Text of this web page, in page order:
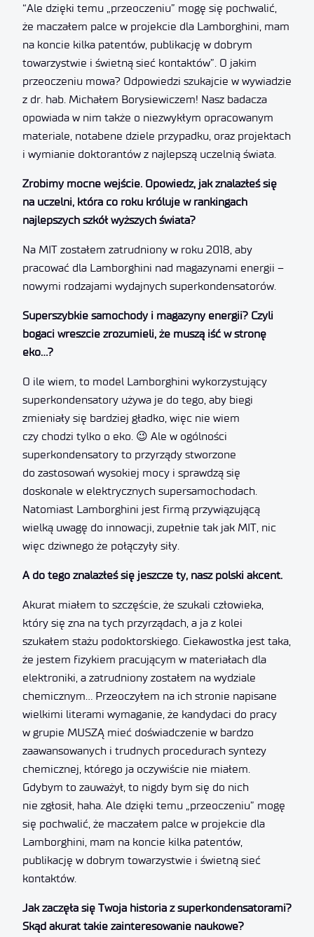
“Ale dzięki temu „przeoczeniu” mogę się pochwalić,
że maczałem palce w projekcie dla Lamborghini, mam
na koncie kilka patentów, publikację w dobrym
towarzystwie i świetną sieć kontaktów”. O jakim
przeoczeniu mowa? Odpowiedzi szukajcie w wywiadzie
z dr. hab. Michałem Borysiewiczem! Nasz badacza
opowiada w nim także o niezwykłym opracowanym
materiale, notabene dziele przypadku, oraz projektach
i wymianie doktorantów z najlepszą uczelnią świata.
Zrobimy mocne wejście. Opowiedz, jak znalazłeś się
na uczelni, która co roku króluje w rankingach
najlepszych szkół wyższych świata?
Na MIT zostałem zatrudniony w roku 2018, aby
pracować dla Lamborghini nad magazynami energii –
nowymi rodzajami wydajnych superkondensatorów.
Superszybkie samochody i magazyny energii? Czyli
bogaci wreszcie zrozumieli, że muszą iść w stronę
eko…?
O ile wiem, to model Lamborghini wykorzystujący
superkondensatory używa je do tego, aby biegi
zmieniały się bardziej gładko, więc nie wiem
czy chodzi tylko o eko. 😉 Ale w ogólności
superkondensatory to przyrządy stworzone
do zastosowań wysokiej mocy i sprawdzą się
doskonale w elektrycznych supersamochodach.
Natomiast Lamborghini jest firmą przywiązującą
wielką uwagę do innowacji, zupełnie tak jak MIT, nic
więc dziwnego że połączyły siły.
A do tego znalazłeś się jeszcze ty, nasz polski akcent.
Akurat miałem to szczęście, że szukali człowieka,
który się zna na tych przyrządach, a ja z kolei
szukałem stażu podoktorskiego. Ciekawostka jest taka,
że jestem fizykiem pracującym w materiałach dla
elektroniki, a zatrudniony zostałem na wydziale
chemicznym… Przeoczyłem na ich stronie napisane
wielkimi literami wymaganie, że kandydaci do pracy
w grupie MUSZĄ mieć doświadczenie w bardzo
zaawansowanych i trudnych procedurach syntezy
chemicznej, którego ja oczywiście nie miałem.
Gdybym to zauważył, to nigdy bym się do nich
nie zgłosił, haha. Ale dzięki temu „przeoczeniu” mogę
się pochwalić, że maczałem palce w projekcie dla
Lamborghini, mam na koncie kilka patentów,
publikację w dobrym towarzystwie i świetną sieć
kontaktów.
Jak zaczęła się Twoja historia z superkondensatorami?
Skąd akurat takie zainteresowanie naukowe?